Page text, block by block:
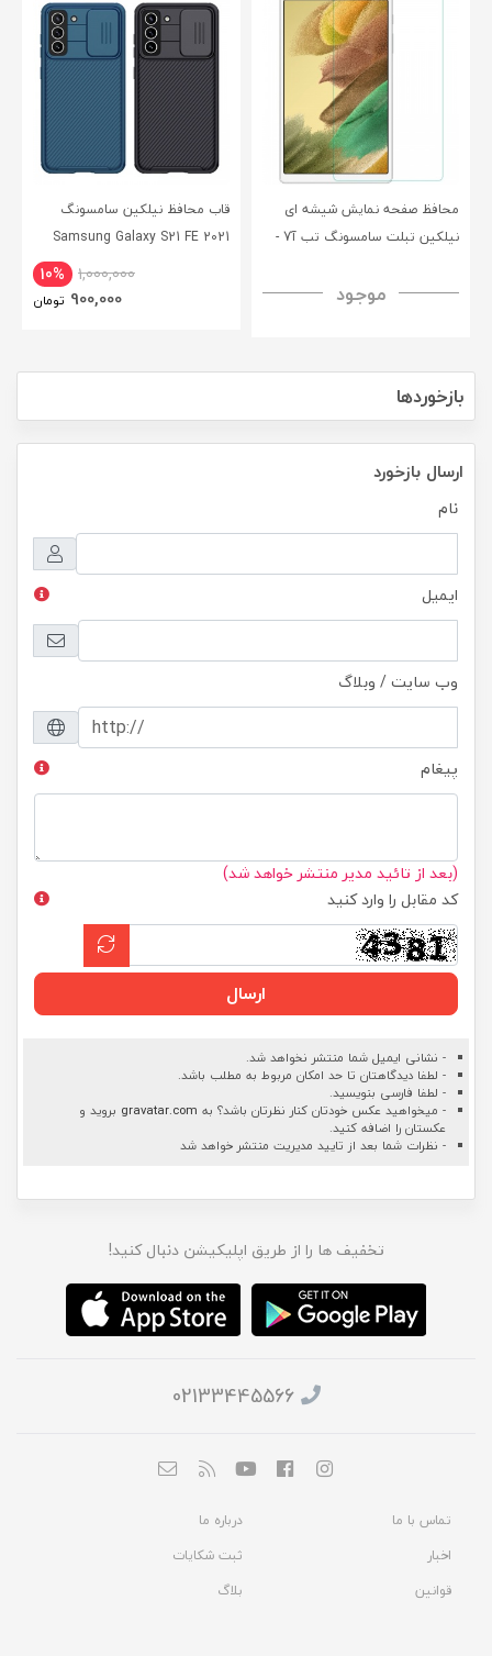
محافظ صفحه نمایش شیشه ای
نیلکین تبلت سامسونگ تب آ7 -
H+ Anti-explosion Tempered
موجود
قاب محافظ نیلکین سامسونگ
Samsung Galaxy S21 FE 2021
10% 1,000,000
900,000 تومان
بازخوردها
ارسال بازخورد
نام
ایمیل
وب سایت / وبلاگ
پیغام
(بعد از تائید مدیر منتشر خواهد شد)
کد مقابل را وارد کنید
ارسال
- نشانی ایمیل شما منتشر نخواهد شد.
- لطفا دیدگاهتان تا حد امکان مربوط به مطلب باشد.
- لطفا فارسی بنویسید.
- میخواهید عکس خودتان کنار نظرتان باشد؟ به gravatar.com بروید و
عکستان را اضافه کنید.
- نظرات شما بعد از تایید مدیریت منتشر خواهد شد
تخفیف ها را از طریق اپلیکیشن دنبال کنید!
02133445566
تماس با ما
درباره ما
اخبار
ثبت شکایات
قوانین
بلاگ